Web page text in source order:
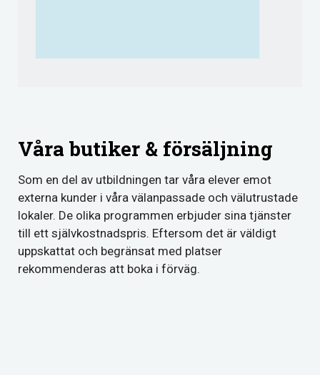
Våra butiker & försäljning
Som en del av utbildningen tar våra elever emot
externa kunder i våra välanpassade och välutrustade
lokaler. De olika programmen erbjuder sina tjänster
till ett självkostnadspris. Eftersom det är väldigt
uppskattat och begränsat med platser
rekommenderas att boka i förväg.